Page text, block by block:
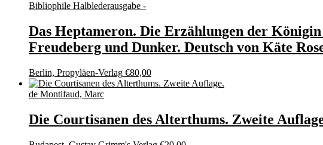
Bibliophile Halblederausgabe -
Das Heptameron. Die Erzählungen der
Freudeberg und Dunker. Deutsch von Käte
Berlin, Propyläen-Verlag €80,00
de Montifaud, Marc
Die Courtisanen des Alterthums. Zweite